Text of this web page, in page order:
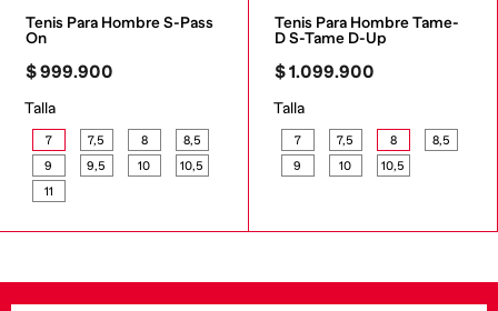
Tenis Para Hombre S-Pass
On
$999.900
Talla
7 7,5 8
8,5
9
9,5 10
10,5
11
Tenis Para Hombre Tame-
D S-Tame D-Up
$1.099.900
Talla
7 7,5 8
8,5
9
10 10,5